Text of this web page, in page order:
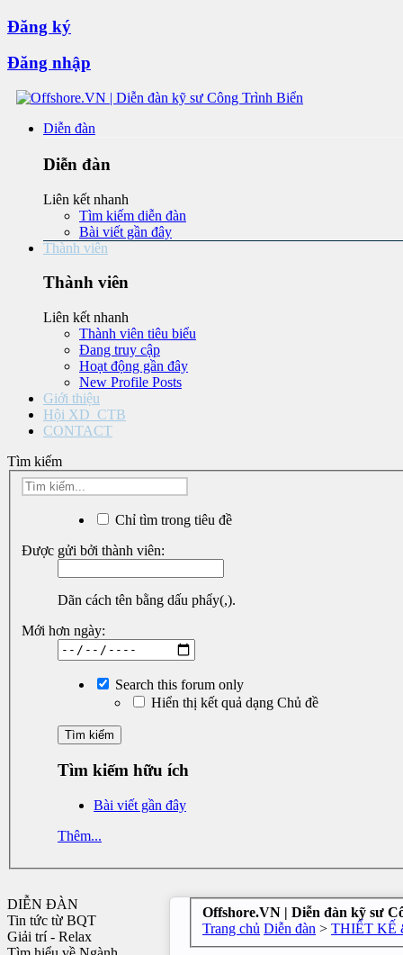
Đăng ký
Đăng nhập
Diễn đàn
Diễn đàn
Liên kết nhanh
Tìm kiếm diễn đàn
Bài viết gần đây
Thành viên
Thành viên
Liên kết nhanh
Thành viên tiêu biểu
Đang truy cập
Hoạt động gần đây
New Profile Posts
Giới thiệu
Hội XD_CTB
CONTACT
Tìm kiếm
Chỉ tìm trong tiêu đề
Được gửi bởi thành viên:
Dãn cách tên bằng dấu phẩy(,).
Mới hơn ngày:
Search this forum only
Hiển thị kết quả dạng Chủ đề
Tìm kiếm hữu ích
Bài viết gần đây
Thêm...
DIỄN ĐÀN
Tin tức từ BQT
Giải trí - Relax
Offshore.VN | Diễn đàn kỹ sư
Trang chủ Diễn đàn > THIẾT KẾ